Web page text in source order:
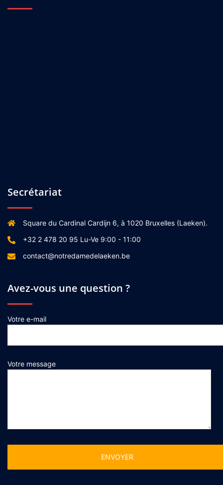
Secrétariat
Square du Cardinal Cardijn 6, à 1020 Bruxelles (Laeken).
+32 2 478 20 95 Lu-Ve 9:00 - 11:00
contact@notredamedelaeken.be
Avez-vous une question ?
Votre e-mail
Votre message